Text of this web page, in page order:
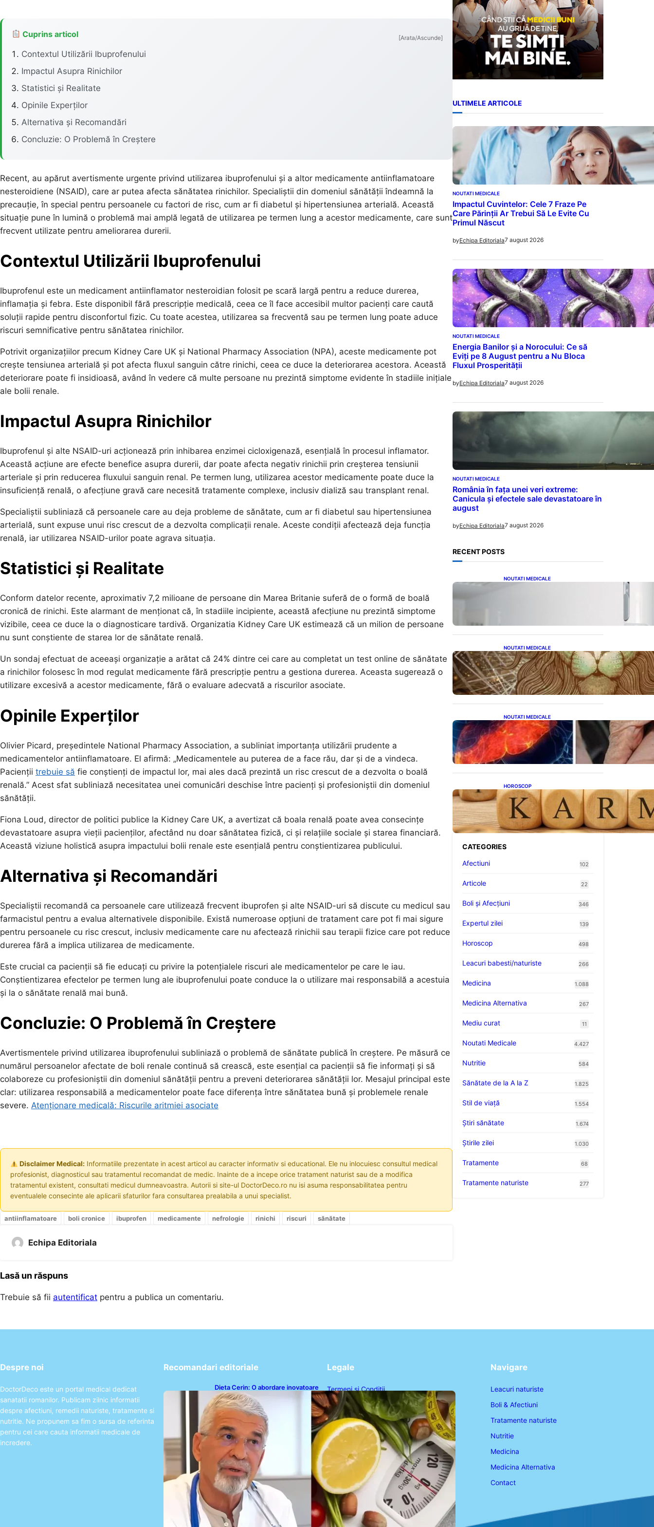
Cuprins articol [Arata/Ascunde]
Contextul Utilizării Ibuprofenului
Impactul Asupra Rinichilor
Statistici și Realitate
Opinile Experților
Alternativa și Recomandări
Concluzie: O Problemă în Creștere
Recent, au apărut avertismente urgente privind utilizarea ibuprofenului și a altor medicamente antiinflamatoare
nesteroidiene (NSAID), care ar putea afecta sănătatea rinichilor. Specialiștii din domeniul sănătății îndeamnă la
precauție, în special pentru persoanele cu factori de risc, cum ar fi diabetul și hipertensiunea arterială. Această
situație pune în lumină o problemă mai amplă legată de utilizarea pe termen lung a acestor medicamente, care sunt
frecvent utilizate pentru ameliorarea durerii.
Contextul Utilizării Ibuprofenului
Ibuprofenul este un medicament antiinflamator nesteroidian folosit pe scară largă pentru a reduce durerea,
inflamația și febra. Este disponibil fără prescripție medicală, ceea ce îl face accesibil multor pacienți care caută
soluții rapide pentru disconfortul fizic. Cu toate acestea, utilizarea sa frecventă sau pe termen lung poate aduce
riscuri semnificative pentru sănătatea rinichilor.
Potrivit organizațiilor precum Kidney Care UK și National Pharmacy Association (NPA), aceste medicamente pot
crește tensiunea arterială și pot afecta fluxul sanguin către rinichi, ceea ce duce la deteriorarea acestora. Această
deteriorare poate fi insidioasă, având în vedere că multe persoane nu prezintă simptome evidente în stadiile inițiale
ale bolii renale.
Impactul Asupra Rinichilor
Ibuprofenul și alte NSAID-uri acționează prin inhibarea enzimei cicloxigenază, esențială în procesul inflamator.
Această acțiune are efecte benefice asupra durerii, dar poate afecta negativ rinichii prin creșterea tensiunii
arteriale și prin reducerea fluxului sanguin renal. Pe termen lung, utilizarea acestor medicamente poate duce la
insuficiență renală, o afecțiune gravă care necesită tratamente complexe, inclusiv dializă sau transplant renal.
Specialiștii subliniază că persoanele care au deja probleme de sănătate, cum ar fi diabetul sau hipertensiunea
arterială, sunt expuse unui risc crescut de a dezvolta complicații renale. Aceste condiții afectează deja funcția
renală, iar utilizarea NSAID-urilor poate agrava situația.
Statistici și Realitate
Conform datelor recente, aproximativ 7,2 milioane de persoane din Marea Britanie suferă de o formă de boală
cronică de rinichi. Este alarmant de menționat că, în stadiile incipiente, această afecțiune nu prezintă simptome
vizibile, ceea ce duce la o diagnosticare tardivă. Organizatia Kidney Care UK estimează că un milion de persoane
nu sunt conștiente de starea lor de sănătate renală.
Un sondaj efectuat de aceeași organizație a arătat că 24% dintre cei care au completat un test online de sănătate
a rinichilor folosesc în mod regulat medicamente fără prescripție pentru a gestiona durerea. Aceasta sugerează o
utilizare excesivă a acestor medicamente, fără o evaluare adecvată a riscurilor asociate.
Opinile Experților
Olivier Picard, președintele National Pharmacy Association, a subliniat importanța utilizării prudente a
medicamentelor antiinflamatoare. El afirmă: „Medicamentele au puterea de a face rău, dar și de a vindeca.
Pacienții trebuie să fie conștienți de impactul lor, mai ales dacă prezintă un risc crescut de a dezvolta o boală
renală.” Acest sfat subliniază necesitatea unei comunicări deschise între pacienți și profesioniștii din domeniul
sănătății.
Fiona Loud, director de politici publice la Kidney Care UK, a avertizat că boala renală poate avea consecințe
devastatoare asupra vieții pacienților, afectând nu doar sănătatea fizică, ci și relațiile sociale și starea financiară.
Această viziune holistică asupra impactului bolii renale este esențială pentru conștientizarea publicului.
Alternativa și Recomandări
Specialiștii recomandă ca persoanele care utilizează frecvent ibuprofen și alte NSAID-uri să discute cu medicul sau
farmacistul pentru a evalua alternativele disponibile. Există numeroase opțiuni de tratament care pot fi mai sigure
pentru persoanele cu risc crescut, inclusiv medicamente care nu afectează rinichii sau terapii fizice care pot reduce
durerea fără a implica utilizarea de medicamente.
Este crucial ca pacienții să fie educați cu privire la potențialele riscuri ale medicamentelor pe care le iau.
Conștientizarea efectelor pe termen lung ale ibuprofenului poate conduce la o utilizare mai responsabilă a acestuia
și la o sănătate renală mai bună.
Concluzie: O Problemă în Creștere
Avertismentele privind utilizarea ibuprofenului subliniază o problemă de sănătate publică în creștere. Pe măsură ce
numărul persoanelor afectate de boli renale continuă să crească, este esențial ca pacienții să fie informați și să
colaboreze cu profesioniștii din domeniul sănătății pentru a preveni deteriorarea sănătății lor. Mesajul principal este
clar: utilizarea responsabilă a medicamentelor poate face diferența între sănătatea bună și problemele renale
severe. Atenționare medicală: Riscurile aritmiei asociate
Disclaimer Medical:Informatiile prezentate in acest articol au caracter informativ si educational. Ele nu inlocuiesc consultul medical
profesionist, diagnosticul sau tratamentul recomandat de medic. Inainte de a incepe orice tratament naturist sau de a modifica
tratamentul existent, consultati medicul dumneavoastra. Autorii si site-ul DoctorDeco.ro nu isi asuma responsabilitatea pentru
eventualele consecinte ale aplicarii sfaturilor fara consultarea prealabila a unui specialist.
antiinflamatoare boli cronice ibuprofen medicamente nefrologie rinichi riscuri sănătate
Echipa Editoriala
Lasă un răspuns
Trebuie să fii autentificat pentru a publica un comentariu.
ULTIMELE ARTICOLE
NOUTATI MEDICALE
Impactul Cuvintelor: Cele 7 Fraze Pe
Care Părinții Ar Trebui Să Le Evite Cu
Primul Născut
byEchipa Editoriala7 august 2026
NOUTATI MEDICALE
Energia Banilor și a Norocului: Ce să
Eviți pe 8 August pentru a Nu Bloca
Fluxul Prosperității
byEchipa Editoriala7 august 2026
NOUTATI MEDICALE
România în fața unei veri extreme:
Canicula și efectele sale devastatoare în
august
byEchipa Editoriala7 august 2026
RECENT POSTS
NOUTATI MEDICALE
NOUTATI MEDICALE
Energia Portalului 8:8:8: O
Fereastră Cosmică pentru
Transformări în Viața Ta
NOUTATI MEDICALE
Ficatul Gras: Semnalul Ușor
Ignorat de la Picioare și
Importanța Diagnosticării
Timpurii
HOROSCOP
Eclipsa și Karma: Impactul
Emoțional Asupra Zodiilor
Leu și Vărsător
CATEGORIES
Afectiuni
102
Articole 22
Boli și Afecțiuni 346
Expertul zilei 139
Horoscop 498
Leacuri babesti/naturiste 266
Medicina 1.088
Medicina Alternativa 267
Mediu curat 11
Noutati Medicale 4.427
Nutritie 584
Sănătate de la A la Z 1.825
Stil de viaţă 1.554
Ştiri sănătate 1.674
Știrile zilei 1.030
Tratamente 68
Tratamente naturiste 277
Despre noi
DoctorDeco este un portal medical dedicat
sanatatii romanilor. Publicam zilnic informatii
despre afectiuni, remedii naturiste, tratamente si
nutritie. Ne propunem sa fim o sursa de referinta
pentru cei care cauta informatii medicale de
incredere.
Recomandari editoriale
Dieta Cerin: O abordare inovatoare
pentru slăbire fără senzația de foame
Legale
Termeni și Condiții
Politica de Confidențialitate
Politica de Cookies
Disclaimer
Contact
Navigare
Leacuri naturiste
Boli & Afectiuni
Tratamente naturiste
Nutritie
Medicina
Medicina Alternativa
Contact